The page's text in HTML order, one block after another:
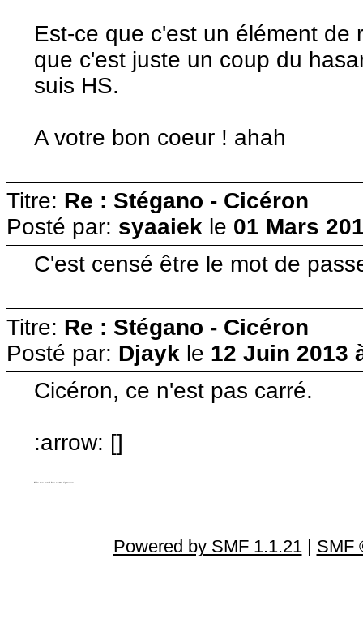
Est-ce que c'est un élément
que c'est juste un coup du
suis HS.
A votre bon coeur ! ahah
Titre: Re : Stégano - Cicéron
Posté par: syaaiek le 01 Mars
C'est censé être le mot de
Titre: Re : Stégano - Cicéron
Posté par: Djayk le 12 Juin 2013
Cicéron, ce n'est pas carré.
:arrow: []
Elle me rend fou cette épreuve...
Powered by SMF 1.1.21| SMF